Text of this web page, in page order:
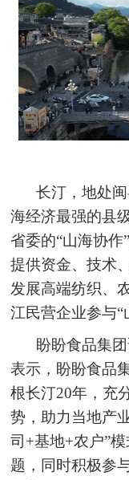
长汀，地处
海经济最强的县
省委的“山海协
提供资金、技术
发展高端纺织、
江民营企业参与“
盼盼食品集
表示，盼盼食品
根长汀20年，充
势，助力当地产
司+基地+农户”
题，同时积极参